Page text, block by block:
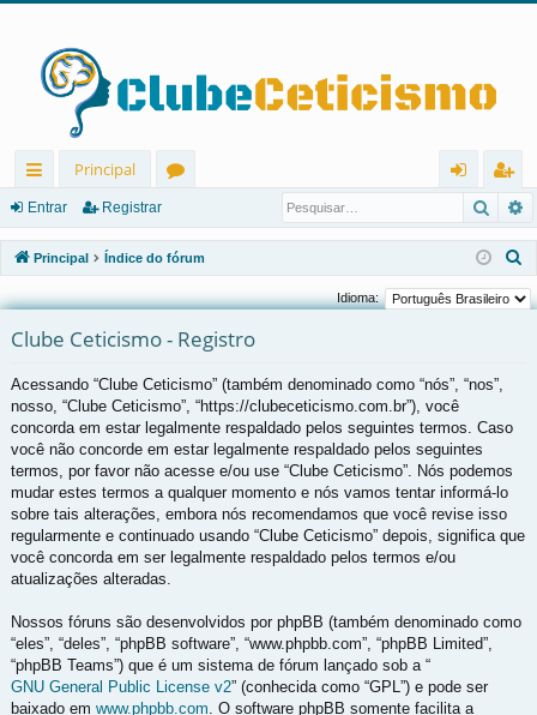
in
ks
rá
os
Principal
u
ns
ra
r
eg
ist
ra
Entrar Registrar
Principal Índice do fórum
s
Idioma:
Clube Ceticismo - Registro
Acessando “Clube Ceticismo” (também denominado como “nós”, “nos”,
nosso, “Clube Ceticismo”, “https://clubeceticismo.com.br”), você
concorda em estar legalmente respaldado pelos seguintes termos. Caso
você não concorde em estar legalmente respaldado pelos seguintes
termos, por favor não acesse e/ou use “Clube Ceticismo”. Nós podemos
mudar estes termos a qualquer momento e nós vamos tentar informá-lo
sobre tais alterações, embora nós recomendamos que você revise isso
regularmente e continuado usando “Clube Ceticismo” depois, significa que
você concorda em ser legalmente respaldado pelos termos e/ou
atualizações alteradas.
Nossos fóruns são desenvolvidos por phpBB (também denominado como
“eles”, “deles”, “phpBB software”, “www.phpbb.com”, “phpBB Limited”,
“phpBB Teams”) que é um sistema de fórum lançado sob a “
GNU General Public License v2” (conhecida como “GPL”) e pode ser
baixado em www.phpbb.com . O software phpBB somente facilita a